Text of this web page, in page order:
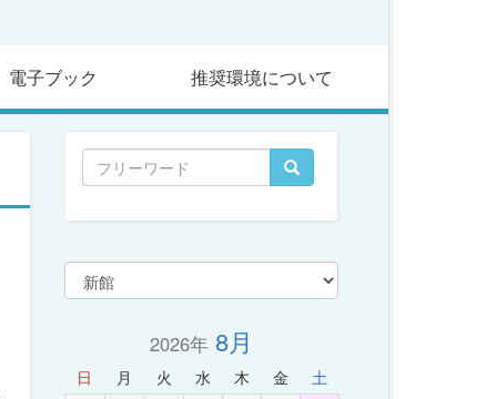
電子ブック 推奨環境について
2026年 8月
日 月 火 水 木 金 土